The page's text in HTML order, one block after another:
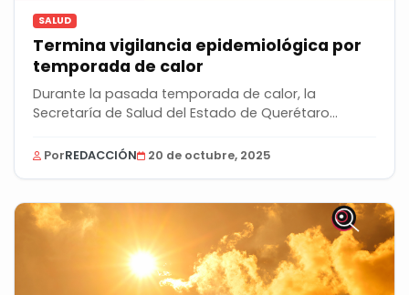
SALUD
Termina vigilancia epidemiológica por
temporada de calor
Durante la pasada temporada de calor, la
Secretaría de Salud del Estado de Querétaro
PorREDACCIÓN 20 de octubre, 2025